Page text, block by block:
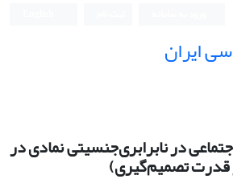
ایران
در نابرابری‌جنسیتی نمادی در
قدرت تصمیم‌گیری)